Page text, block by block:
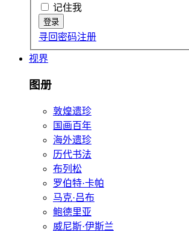
记住我
寻回密码注册
视界
图册
敦煌遗珍
国画百年
海外遗珍
历代书法
布列松
罗伯特·卡帕
马克·吕布
鲍德里亚
威尼斯·伊斯兰